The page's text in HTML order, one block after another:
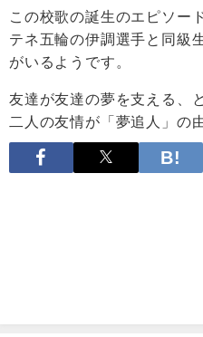
この校歌の誕生のエピソー
テネ五輪の伊調選手と同級
がいるようです。
友達が友達の夢を支える、
二人の友情が「夢追人」の